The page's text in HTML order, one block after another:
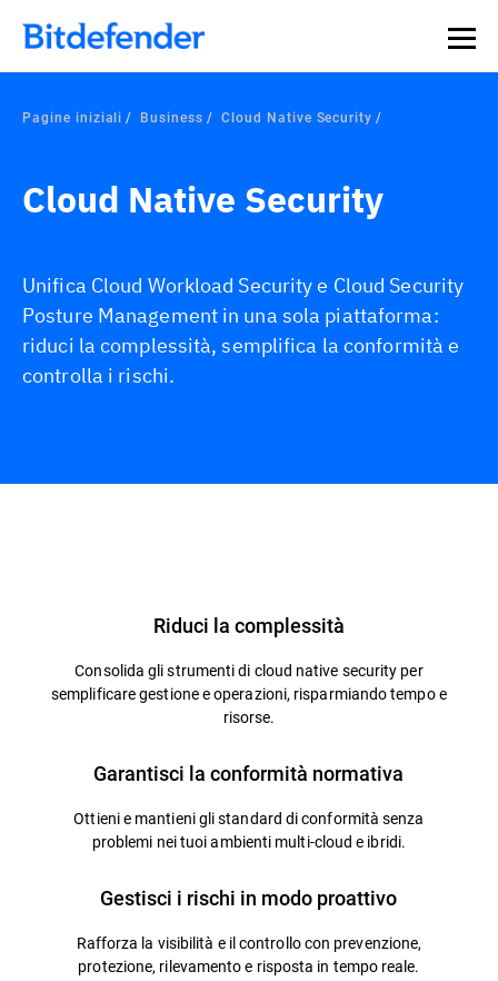
Pagine iniziali Business Cloud Native Security
Cloud Native Security
Unifica Cloud Workload Security e Cloud Security
Posture Management in una sola piattaforma:
riduci la complessità, semplifica la conformità e
controlla i rischi.
Riduci la complessità
Consolida gli strumenti di cloud native security per
semplificare gestione e operazioni, risparmiando tempo e
risorse.
Garantisci la conformità normativa
Ottieni e mantieni gli standard di conformità senza
problemi nei tuoi ambienti multi-cloud e ibridi.
Gestisci i rischi in modo proattivo
Rafforza la visibilità e il controllo con prevenzione,
protezione, rilevamento e risposta in tempo reale.